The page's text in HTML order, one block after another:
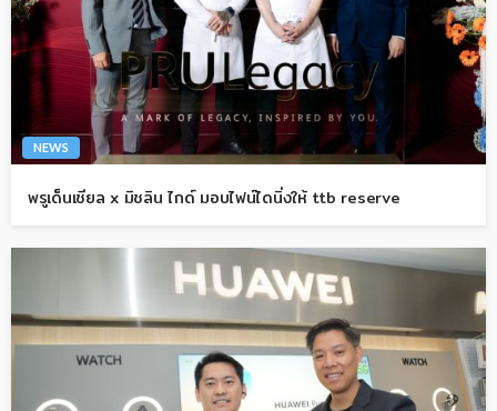
NEWS
พรูเด็นเชียล x มิชลิน ไกด์ มอบไฟน์ไดนิ่งให้ ttb reserve